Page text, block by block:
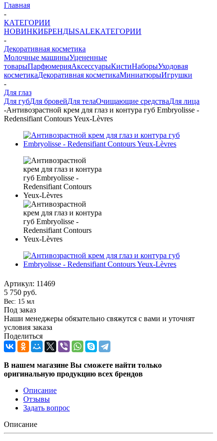
Главная
-
КАТЕГОРИИ
НОВИНКИБРЕНДЫSALEКАТЕГОРИИ
-
Декоративная косметика
Молочные машиныУцененные
товарыПарфюмерияАксессуарыКистиНаборыУходовая
косметикаДекоративная косметикаМиниатюрыИгрушки
-
Для глаз
Для губДля бровейДля телаОчищающие средстваДля лица
-Антивозрастной крем для глаз и контура губ Embryolisse -
Redensifiant Contours Yeux-Lèvres
Артикул: 11469
5 750 руб.
Вес: 15 мл
Под заказ
Наши менеджеры обязательно свяжутся с вами и уточнят
условия заказа
Поделиться
В нашем магазине Вы сможете найти только
оригинальную продукцию всех брендов
Описание
Отзывы
Задать вопрос
Описание